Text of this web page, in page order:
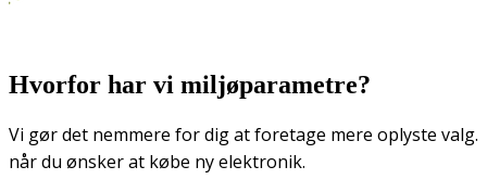
Hvorfor har vi miljøparametre?
Vi gør det nemmere for dig at foretage mere oplyste valg.
når du ønsker at købe ny elektronik.